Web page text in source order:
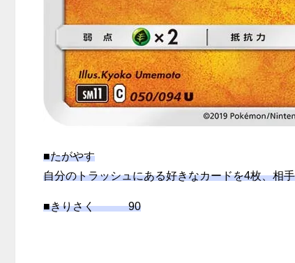
■たがやす
自分のトラッシュにある好きなカードを4枚、相
■きりさく 90